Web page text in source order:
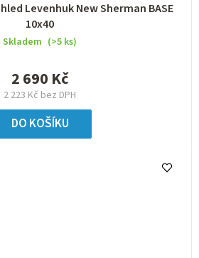
Levenhuk New Sherman BASE
10x40
Skladem (>5 ks)
2 223 Kč bez DPH
2 690 Kč
DO KOŠÍKU